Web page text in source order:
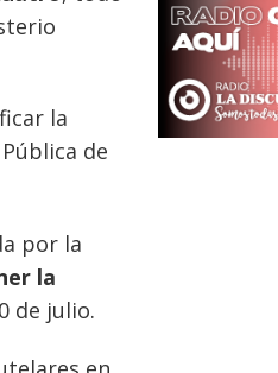
la
de
por la
la
de julio.